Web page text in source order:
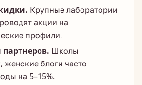
Крупные лаборатории
акции на
профили.
Школы
женские блоги часто
на 5–15%.